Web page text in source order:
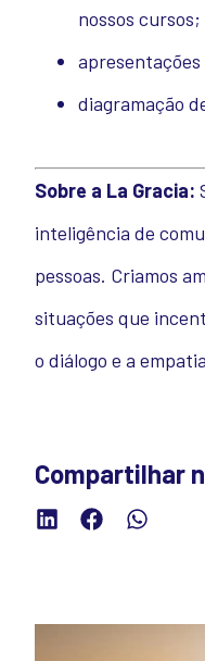
nossos cursos;
diagramação
Sobre a La Gracia:
inteligência de
pessoas. Criamos
situações que
o diálogo e a
Compartilhar